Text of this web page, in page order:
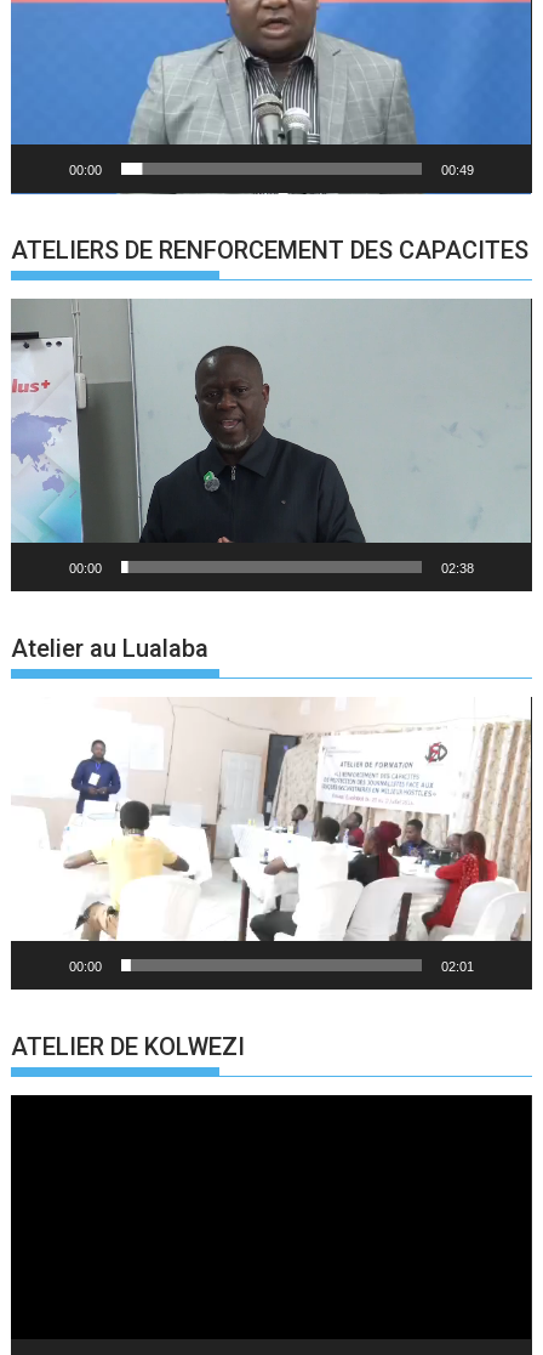
00:00 00:49
ATELIERS DE RENFORCEMENT DES CAPACITES
Lecteur
vidéo
00:00 02:38
Atelier au Lualaba
00:00 02:01
ATELIER DE KOLWEZI